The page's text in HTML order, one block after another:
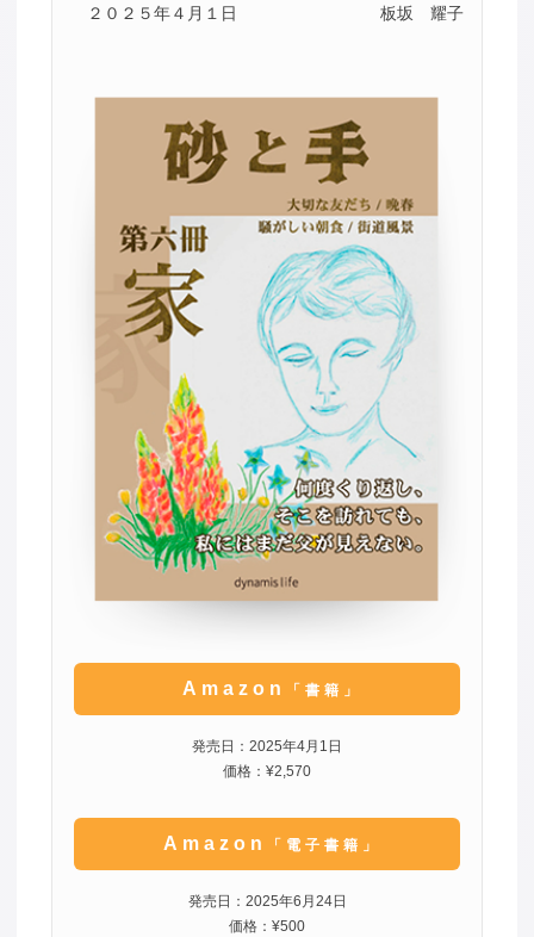
２０２５年４月１日 板坂 耀子
Amazon 「書籍」
発売日：2025年4月1日
価格：¥2,570
Amazon 「電子書籍」
発売日：2025年6月24日
価格：¥500